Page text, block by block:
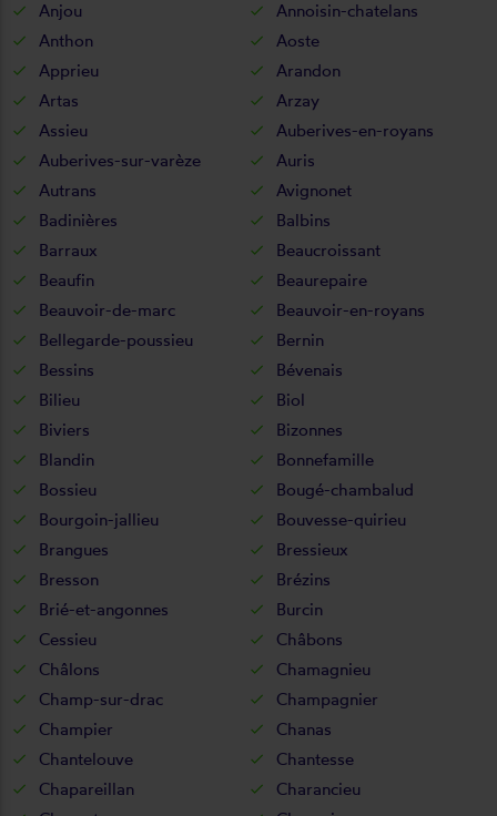
Anjou
Annoisin-chatelans
Anthon
Aoste
Apprieu
Arandon
Artas
Arzay
Assieu
Auberives-en-royans
Auberives-sur-varèze
Auris
Autrans
Avignonet
Badinières
Balbins
Barraux
Beaucroissant
Beaufin
Beaurepaire
Beauvoir-de-marc
Beauvoir-en-royans
Bellegarde-poussieu
Bernin
Bessins
Bévenais
Bilieu
Biol
Biviers
Bizonnes
Blandin
Bonnefamille
Bossieu
Bougé-chambalud
Bourgoin-jallieu
Bouvesse-quirieu
Brangues
Bressieux
Bresson
Brézins
Brié-et-angonnes
Burcin
Cessieu
Châbons
Châlons
Chamagnieu
Champ-sur-drac
Champagnier
Champier
Chanas
Chantelouve
Chantesse
Chapareillan
Charancieu